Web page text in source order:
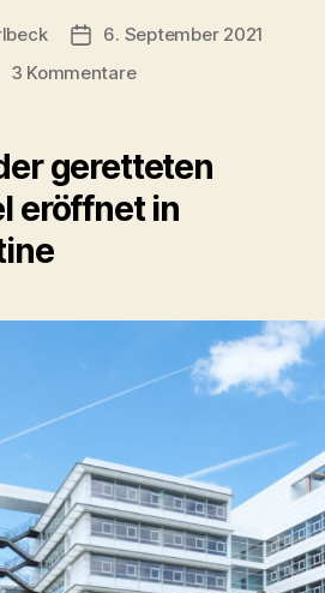
Veröffentlichungsdatum
6. September 2021
3 Kommentarezu
Community
Kitchen,
das
geretteten
eröffnet in